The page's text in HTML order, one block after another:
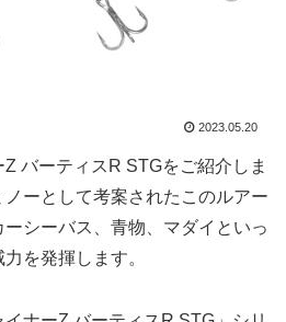
2023.05.20
バーティスR STGをご紹介しま
ーとして考案されたこのルアー
シーバス、青物、マダイといっ
を発揮します。